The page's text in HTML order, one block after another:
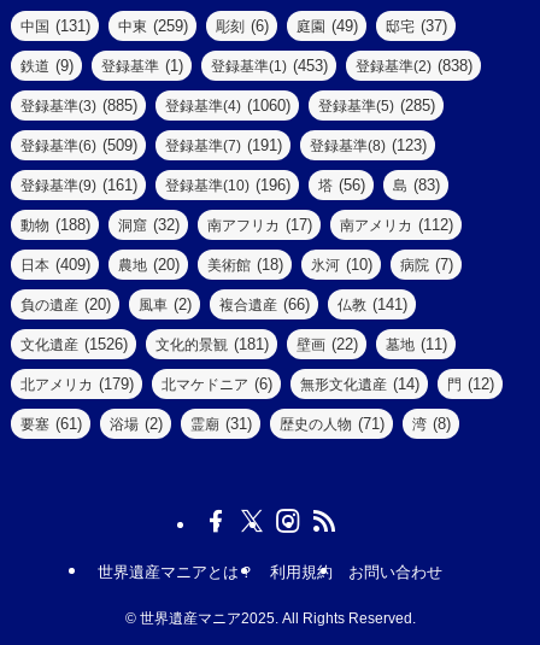
(5)
(39)
(290)
(7)
(6)
(3)
(3)
(6)
(8)
(14)
(61)
(9)
(2)
(17)
(8)
(73)
(11)
(18)
(6)
(19)
(8)
(4)
(8)
(2)
(2)
(10)
(1)
(1)
(3)
(1)
(2)
(47)
(2)
(1)
(2)
中国 (131) 中東 (259) 彫刻 (6) 庭園 (49) 邸宅 (37)
鉄道 (9) 登録基準 (1) 登録基準(1) (453) 登録基準(2) (838)
登録基準(3) (885) 登録基準(4) (1060) 登録基準(5) (285)
登録基準(6) (509) 登録基準(7) (191) 登録基準(8) (123)
登録基準(9) (161) 登録基準(10) (196) 塔 (56) 島 (83)
動物 (188) 洞窟 (32) 南アフリカ (17) 南アメリカ (112)
日本 (409) 農地 (20) 美術館 (18) 氷河 (10) 病院 (7)
負の遺産 (20) 風車 (2) 複合遺産 (66) 仏教 (141)
文化遺産 (1526) 文化的景観 (181) 壁画 (22) 墓地 (11)
北アメリカ (179) 北マケドニア (6) 無形文化遺産 (14) 門 (12)
要塞 (61) 浴場 (2) 霊廟 (31) 歴史の人物 (71) 湾 (8)
世界遺産マニアとは？ 利用規約 お問い合わせ
©世界遺産マニア2025. All Rights Reserved.